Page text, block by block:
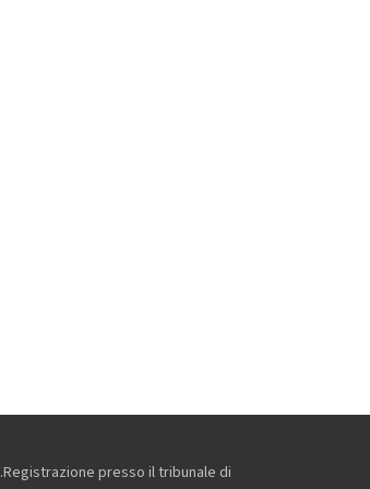
.Registrazione presso il tribunale di